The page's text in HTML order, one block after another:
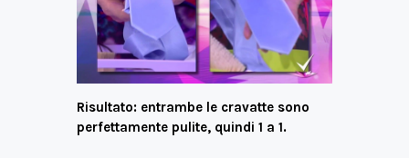
Risultato: entrambe le cravatte sono
perfettamente pulite, quindi 1 a 1.